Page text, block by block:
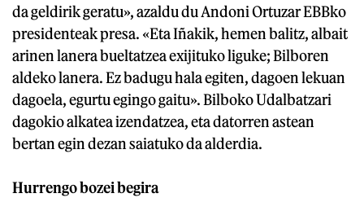
da geldirik geratu», azaldu du Andoni Ortuzar EBBko
presidenteak presa. «Eta Iñakik, hemen balitz, albait
arinen lanera bueltatzea exijituko liguke; Bilboren
aldeko lanera. Ez badugu hala egiten, dagoen lekuan
dagoela, egurtu egingo gaitu». Bilboko Udalbatzari
dagokio alkatea izendatzea, eta datorren astean
bertan egin dezan saiatuko da alderdia.
Hurrengo bozei begira